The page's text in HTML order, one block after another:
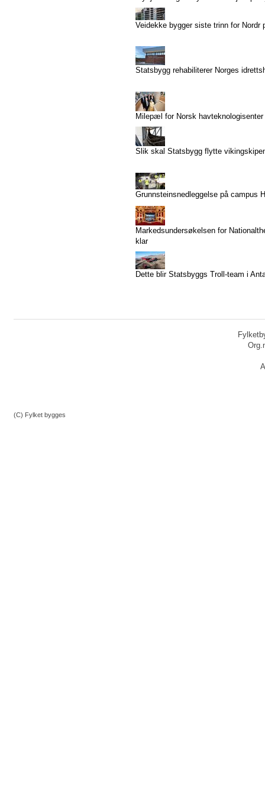
Veidekke bygger siste trinn for Nordr
Statsbygg rehabiliterer Norges
Milepæl for Norsk havteknologisenter
Slik skal Statsbygg flytte
Grunnsteinsnedleggelse på campus
Markedsundersøkelsen for
klar
Dette blir Statsbyggs Troll-team i
(C) Fylket bygges